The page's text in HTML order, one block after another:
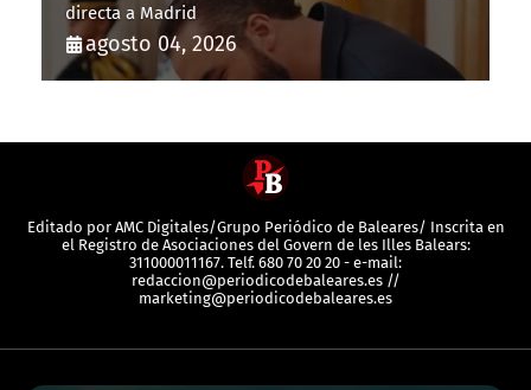
directa a Madrid
agosto 04, 2026
Editado por AMC Digitales/Grupo Periódico de Baleares/ Inscrita en
el Registro de Asociaciones del Govern de les Illes Balears:
311000011167. Telf. 680 70 20 20 - e-mail:
redaccion@periodicodebaleares.es //
marketing@periodicodebaleares.es